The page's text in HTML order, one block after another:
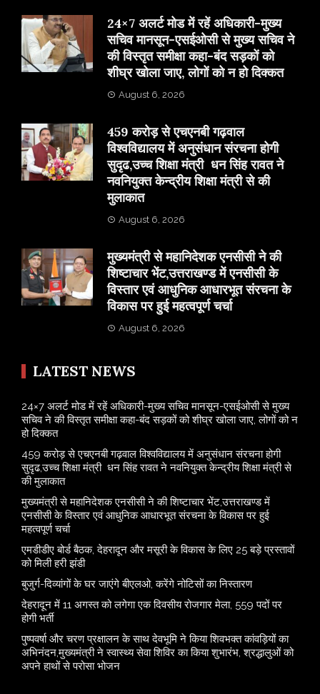
24×7 अलर्ट मोड में रहें अधिकारी-मुख्य
सचिव मानसून-एसईओसी से मुख्य सचिव ने
की विस्तृत समीक्षा कहा-बंद सड़कों को
शीघ्र खोला जाए, लोगों को न हो दिक्कत
August 6, 2026
459 करोड़ से एचएनबी गढ़वाल
विश्वविद्यालय में अनुसंधान संरचना होगी
सुदृढ,उच्च शिक्षा मंत्री धन सिंह रावत ने
नवनियुक्त केन्द्रीय शिक्षा मंत्री से की
मुलाकात
August 6, 2026
मुख्यमंत्री से महानिदेशक एनसीसी ने की
शिष्टाचार भेंट,उत्तराखण्ड में एनसीसी के
विस्तार एवं आधुनिक आधारभूत संरचना के
विकास पर हुई महत्वपूर्ण चर्चा
August 6, 2026
LATEST NEWS
24×7 अलर्ट मोड में रहें अधिकारी-मुख्य सचिव मानसून-एसईओसी से मुख्य
सचिव ने की विस्तृत समीक्षा कहा-बंद सड़कों को शीघ्र खोला जाए, लोगों को न
हो दिक्कत
459 करोड़ से एचएनबी गढ़वाल विश्वविद्यालय में अनुसंधान संरचना होगी
सुदृढ,उच्च शिक्षा मंत्री धन सिंह रावत ने नवनियुक्त केन्द्रीय शिक्षा मंत्री से
की मुलाकात
मुख्यमंत्री से महानिदेशक एनसीसी ने की शिष्टाचार भेंट,उत्तराखण्ड में
एनसीसी के विस्तार एवं आधुनिक आधारभूत संरचना के विकास पर हुई
महत्वपूर्ण चर्चा
एमडीडीए बोर्ड बैठक, देहरादून और मसूरी के विकास के लिए 25 बड़े प्रस्तावों
को मिली हरी झंडी
बुजुर्ग-दिव्यांगों के घर जाएंगे बीएलओ, करेंगे नोटिसों का निस्तारण
​देहरादून में 11 अगस्त को लगेगा एक दिवसीय रोजगार मेला, 559 पदों पर
होगी भर्ती
पुष्पवर्षा और चरण प्रक्षालन के साथ देवभूमि ने किया शिवभक्त कांवड़ियों का
अभिनंदन,मुख्यमंत्री ने स्वास्थ्य सेवा शिविर का किया शुभारंभ, श्रद्धालुओं को
अपने हाथों से परोसा भोजन